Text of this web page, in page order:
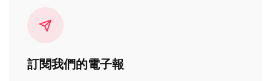
訂閱我們的電子報